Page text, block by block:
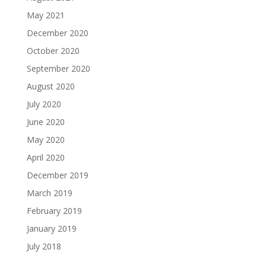
May 2021
December 2020
October 2020
September 2020
August 2020
July 2020
June 2020
May 2020
April 2020
December 2019
March 2019
February 2019
January 2019
July 2018